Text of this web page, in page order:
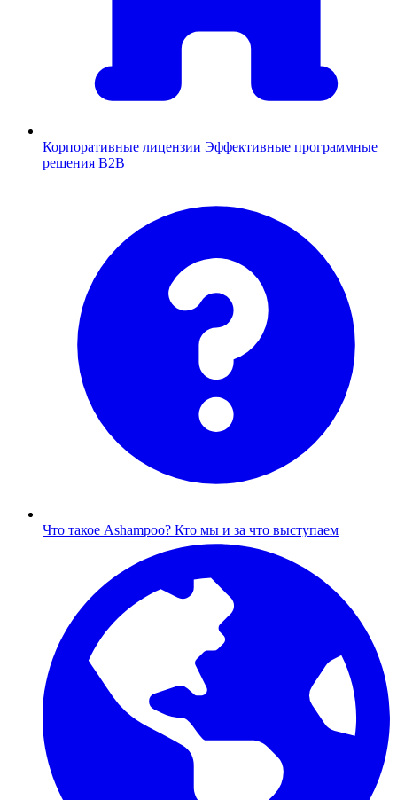
Корпоративные лицензии Эффективные программные
решения B2B
Что такое Ashampoo? Кто мы и за что выступаем